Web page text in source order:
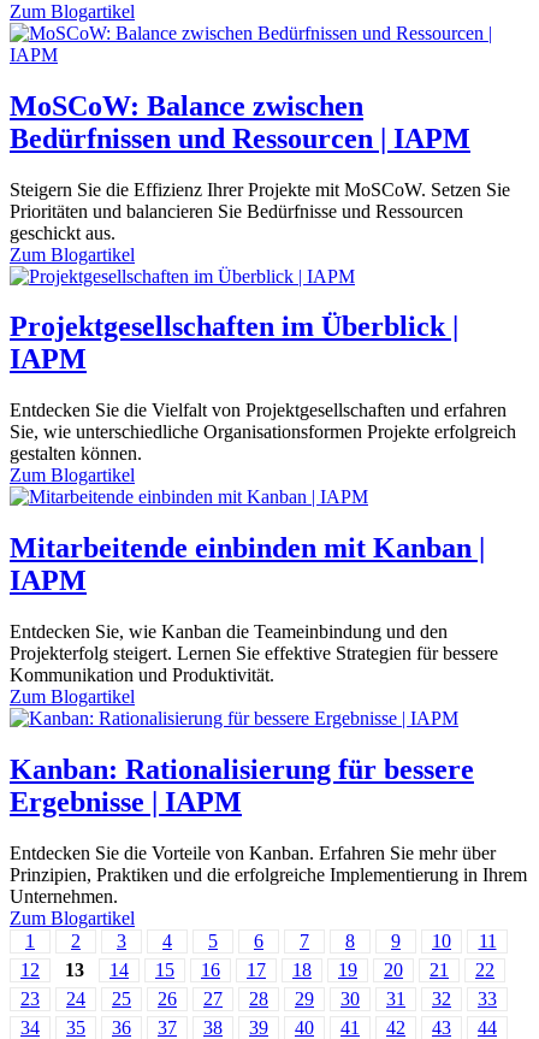
Zum Blogartikel
MoSCoW: Balance zwischen
Bedürfnissen und Ressourcen | IAPM
Steigern Sie die Effizienz Ihrer Projekte mit MoSCoW. Setzen Sie
Prioritäten und balancieren Sie Bedürfnisse und Ressourcen
geschickt aus.
Zum Blogartikel
Projektgesellschaften im Überblick |
IAPM
Entdecken Sie die Vielfalt von Projektgesellschaften und erfahren
Sie, wie unterschiedliche Organisationsformen Projekte erfolgreich
gestalten können.
Zum Blogartikel
Mitarbeitende einbinden mit Kanban |
IAPM
Entdecken Sie, wie Kanban die Teameinbindung und den
Projekterfolg steigert. Lernen Sie effektive Strategien für bessere
Kommunikation und Produktivität.
Zum Blogartikel
Kanban: Rationalisierung für bessere
Ergebnisse | IAPM
Entdecken Sie die Vorteile von Kanban. Erfahren Sie mehr über
Prinzipien, Praktiken und die erfolgreiche Implementierung in Ihrem
Unternehmen.
Zum Blogartikel
1
2 3 4 5 6 7 8 9 10
11
12
13 14 15 16 17 18 19 20 21
22
23
24 25 26 27 28 29 30 31 32
33
34
35 36 37 38 39 40 41 42 43
44